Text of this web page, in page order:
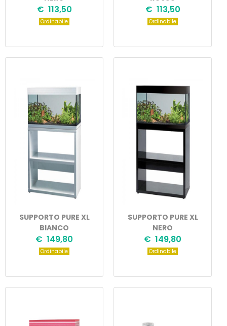
€ 113,50
Ordinabile
€ 113,50
Ordinabile
SUPPORTO PURE XL
BIANCO
€ 149,80
Ordinabile
SUPPORTO PURE XL
NERO
€ 149,80
Ordinabile